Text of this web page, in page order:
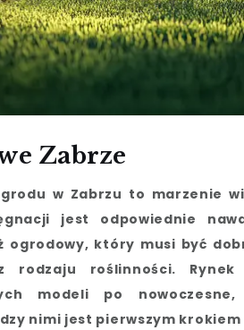
Zabrze
w Zabrzu to marzenie
jest odpowiednie
ogrodowy, który musi być
rodzaju roślinności.
modeli po nowoczesne,
nimi jest pierwszym